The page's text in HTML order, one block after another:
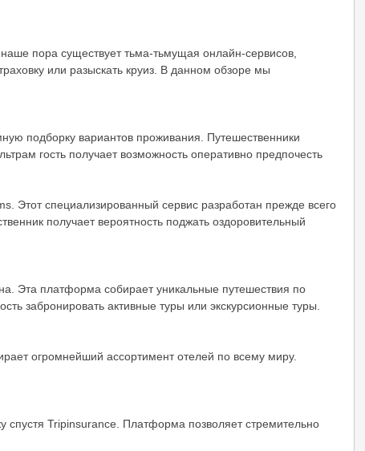
пора существует тьма-тьмущая онлайн-сервисов,
или разыскать круиз. В данном обзоре мы
подборку вариантов проживания. Путешественники
гость получает возможность оперативно предпочесть
Этот специализированный сервис разработан прежде всего
получает вероятность поджать оздоровительный
Эта платформа собирает уникальные путешествия по
забронировать активные туры или экскурсионные туры.
огромнейший ассортимент отелей по всему миру.
Tripinsurance. Платформа позволяет стремительно